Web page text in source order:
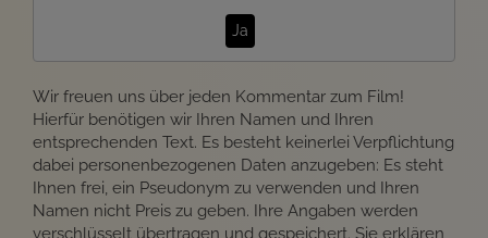
Ja
Wir freuen uns über jeden Kommentar zum Film!
Hierfür benötigen wir Ihren Namen und Ihren
entsprechenden Text. Es besteht keinerlei Verpflichtung
dabei personenbezogenen Daten anzugeben: Es steht
Ihnen frei, ein Pseudonym zu verwenden und Ihren
Namen nicht Preis zu geben. Ihre Angaben werden
verschlüsselt übertragen und gespeichert. Sie erklären